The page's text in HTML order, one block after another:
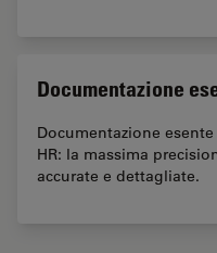
Documentazione
Documentazione
HR: la massima
accurate e dettagliate.